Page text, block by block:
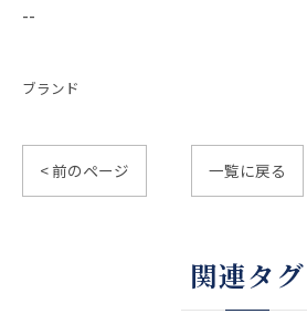
--
ブランド
< 前のページ 一覧に戻る
関連タグ